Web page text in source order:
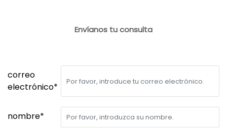
Envíanos tu consulta
correo
electrónico*
nombre*